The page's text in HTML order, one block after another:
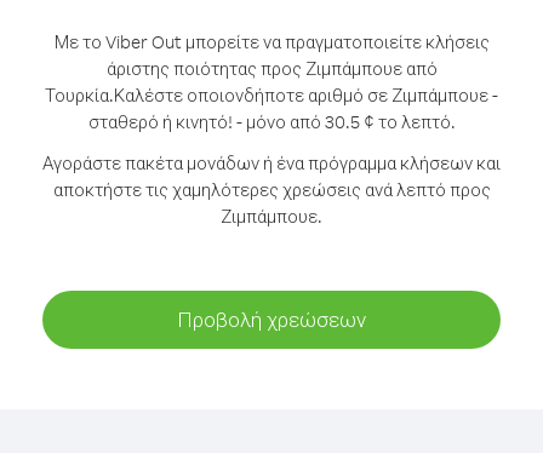
Με το Viber Out μπορείτε να πραγματοποιείτε κλήσεις
άριστης ποιότητας προς Ζιμπάμπουε από
Τουρκία.Καλέστε οποιονδήποτε αριθμό σε Ζιμπάμπουε -
σταθερό ή κινητό! - μόνο από 30.5 ¢ το λεπτό.
Αγοράστε πακέτα μονάδων ή ένα πρόγραμμα κλήσεων και
αποκτήστε τις χαμηλότερες χρεώσεις ανά λεπτό προς
Ζιμπάμπουε.
Προβολή χρεώσεων